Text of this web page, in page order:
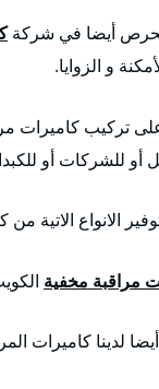
أيضا في شركة
و الزوايا.
تركيب كاميرات
أو للشركات أو
الانواع الاتية
مراقبة مخفية
لدينا كاميرات